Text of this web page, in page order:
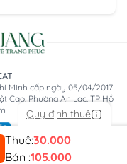
Quy định thuê
Thuê:30.000
Bán :105.000
Minh cấp ngày 05/04/2017
Cao, Phường An Lạc, TP Hồ